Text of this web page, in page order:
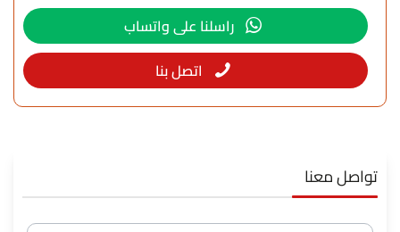
راسلنا على واتساب
اتصل بنا
تواصل معنا